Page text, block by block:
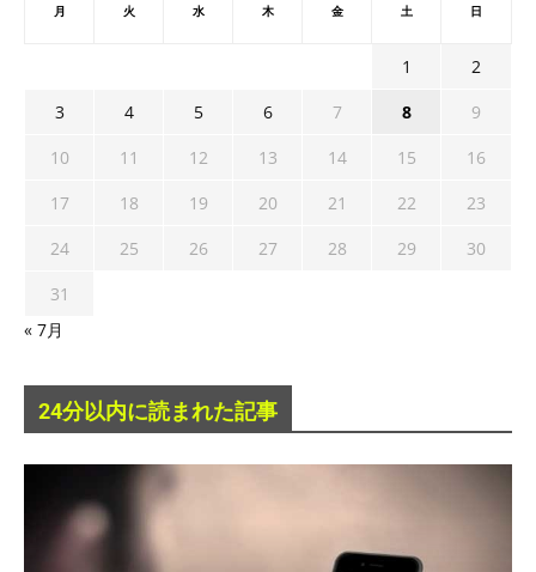
月 火 水 木 金 土 日
1
2
3
4 5 6 7 8
9
10
11 12 13 14 15
16
17
18 19 20 21 22
23
24
25 26 27 28 29
30
31
« 7月
24分以内に読まれた記事